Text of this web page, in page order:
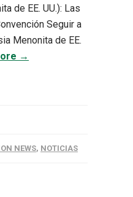
de EE. UU.): Las
Seguir a
Menonita de EE.
→
NEWS, NOTICIAS